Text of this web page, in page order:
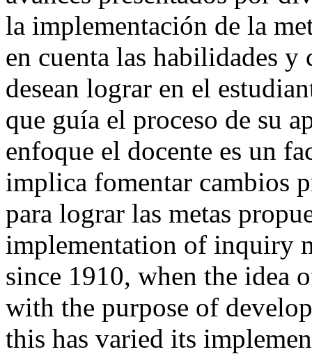
la implementación de la
en cuenta las habilidades y
desean lograr en el
que guía el proceso de su
enfoque el docente es un
implica fomentar cambios
para lograr las metas
implementation of inquiry
since 1910, when the idea
with the purpose of
this has varied its